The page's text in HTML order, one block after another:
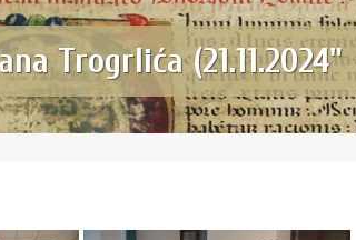
Trogrlića (21.11.2024"